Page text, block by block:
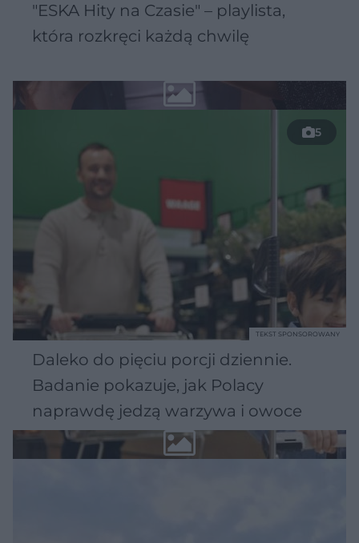
"ESKA Hity na Czasie" – playlista,
która rozkręci każdą chwilę
5
Daleko do pięciu porcji dziennie.
Badanie pokazuje, jak Polacy
naprawdę jedzą warzywa i owoce
TEKST SPONSOROWANY